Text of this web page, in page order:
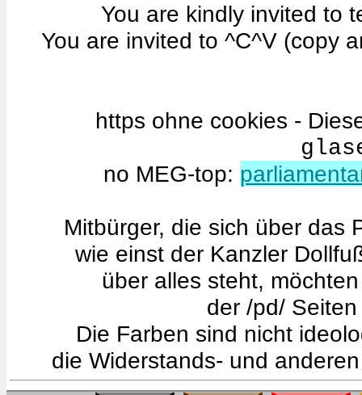
You are kindly invited to
You are invited to ^C^V (copy
https ohne cookies -
no MEG-top:
Mitbürger, die sich über das
wie einst der Kanzler
über alles steht,
der /pd/
Die Farben sind nicht
die Widerstands- und